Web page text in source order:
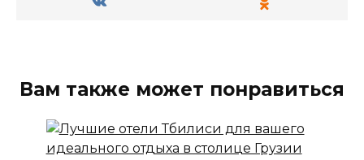
Вам также может понравиться